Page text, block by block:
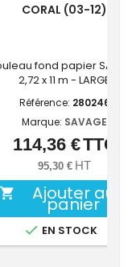
CORAL (03-12)
fond papier
2,72 x 11 m - LARGE
Référence: 280246
Marque: SAVAGE
Prix
114,36 €TTC
95,30 € HT
 Ajouter au
panier
 EN STOCK